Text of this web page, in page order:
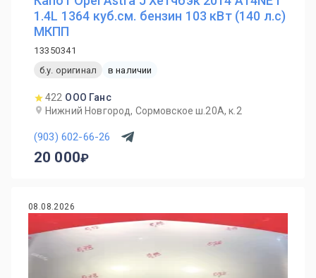
1.4L 1364 куб.см. бензин 103 кВт (140 л.с)
МКПП
13350341
б.у. оригинал
в наличии
422 ООО Ганс
Нижний Новгород, Сормовское ш.20А, к.2
(903) 602-66-26
20 000
08.08.2026